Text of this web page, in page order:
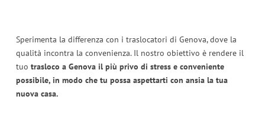
Sperimenta la differenza con i traslocatori di Genova, dove la
qualità incontra la convenienza. Il nostro obiettivo è rendere il
tuo trasloco a Genova il più privo di stress e conveniente
possibile, in modo che tu possa aspettarti con ansia la tua
nuova casa.